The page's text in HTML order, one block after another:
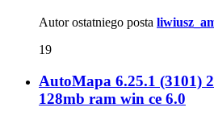
Autor ostatniego posta
19
AutoMapa 6.25.1 (3101)
128mb ram win ce 6.0